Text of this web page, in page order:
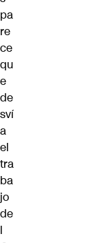
pa
re
ce
qu
e
de
sví
a
el
tra
ba
jo
de
l